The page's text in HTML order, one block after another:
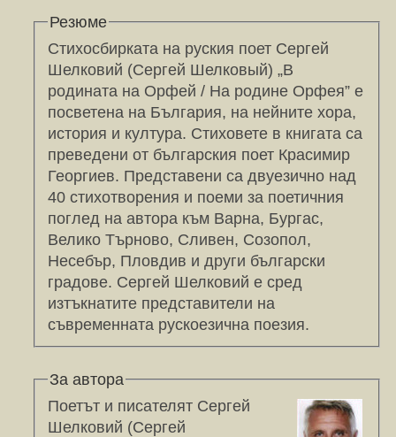
Резюме
Стихосбирката на руския поет Сергей
Шелковий (Сергей Шелковый) „В
родината на Орфей / На родине Орфея” е
посветена на България, на нейните хора,
история и култура. Стиховете в книгата са
преведени от българския поет Красимир
Георгиев. Представени са двуезично над
40 стихотворения и поеми за поетичния
поглед на автора към Варна, Бургас,
Велико Търново, Сливен, Созопол,
Несебър, Пловдив и други български
градове. Сергей Шелковий е сред
изтъкнатите представители на
съвременната рускоезична поезия.
За автора
Поетът и писателят Сергей
Шелковий (Сергей